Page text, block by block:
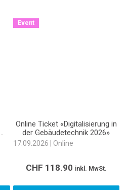
Event
Online Ticket «Digitalisierung in
der Gebäudetechnik 2026»
17.09.2026 | Online
CHF 118.90 inkl. MwSt.